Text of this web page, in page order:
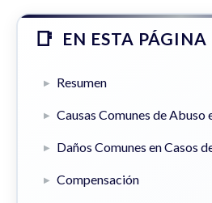
EN ESTA PÁGINA
Resumen
Causas Comunes de Abuso
Daños Comunes en Casos
Compensación